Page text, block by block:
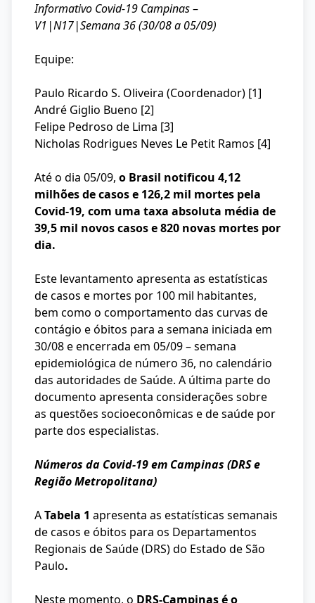
Informativo Covid-19 Campinas–
V1|N17|Semana 36 (30/08 a 05/09)
Equipe:
Paulo Ricardo S. Oliveira (Coordenador) [1]
André Giglio Bueno [2]
Felipe Pedroso de Lima [3]
Nicholas Rodrigues Neves Le Petit Ramos [4]
Até o dia 05/09, o Brasil notificou 4,12
milhões de casos e 126,2 mil mortes pela
Covid-19, com uma taxa absoluta média de
39,5 mil novos casos e 820 novas mortes por
dia.
Este levantamento apresenta as estatísticas
de casos e mortes por 100 mil habitantes,
bem como o comportamento das curvas de
contágio e óbitos para a semana iniciada em
30/08 e encerrada em 05/09 – semana
epidemiológica de número 36, no calendário
das autoridades de Saúde. A última parte do
documento apresenta considerações sobre
as questões socioeconômicas e de saúde por
parte dos especialistas.
Números da Covid-19 em Campinas (DRS e
Região Metropolitana)
ATabela 1 apresenta as estatísticas semanais
de casos e óbitos para os Departamentos
Regionais de Saúde (DRS) do Estado de São
Paulo.
Neste momento, o DRS-Campinas é o